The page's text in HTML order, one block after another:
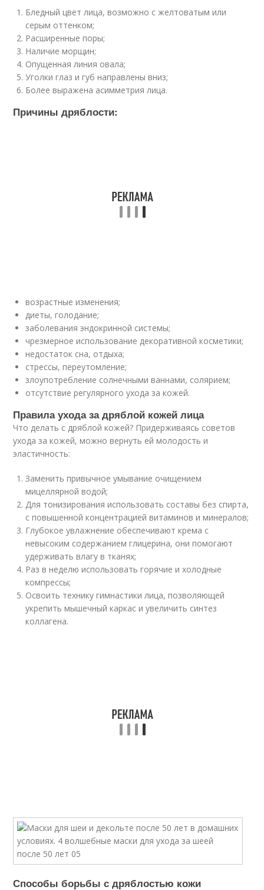
Бледный цвет лица, возможно с желтоватым или
серым оттенком;
Расширенные поры;
Наличие морщин;
Опущенная линия овала;
Уголки глаз и губ направлены вниз;
Более выражена асимметрия лица.
Причины дряблости:
возрастные изменения;
диеты, голодание;
заболевания эндокринной системы;
чрезмерное использование декоративной косметики;
недостаток сна, отдыха;
стрессы, переутомление;
злоупотребление солнечными ваннами, солярием;
отсутствие регулярного ухода за кожей.
Правила ухода за дряблой кожей лица
Что делать с дряблой кожей? Придерживаясь советов
ухода за кожей, можно вернуть ей молодость и
эластичность:
Заменить привычное умывание очищением
мицеллярной водой;
Для тонизирования использовать составы без спирта,
с повышенной концентрацией витаминов и минералов;
Глубокое увлажнение обеспечивают крема с
невысоким содержанием глицерина, они помогают
удерживать влагу в тканях;
Раз в неделю использовать горячие и холодные
компрессы;
Освоить технику гимнастики лица, позволяющей
укрепить мышечный каркас и увеличить синтез
коллагена.
Способы борьбы с дряблостью кожи